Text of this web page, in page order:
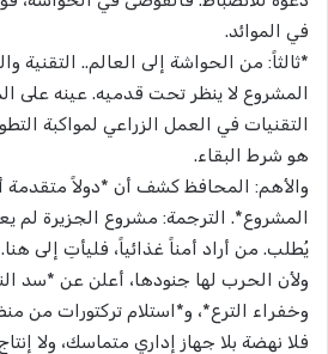
في الموائد.
*ثالثاً: من الحواشة إلى العالم.. التقنية
المشروع لا ينظر تحت قدميه. عينه على
التقنيات في العمل الزراعي لمواكبة
هو شرط البقاء.
والأهم: المحافظ كشف أن *دولاً متقدمة
المشروع*. الترجمة: مشروع الجزيرة لم
يُطلب. من أراد أمناً غذائياً، فليأتِ إلى هنا.
ولأن الحرب لها جنودها، أعلن عن *سد
وخفراء الترع*، و*استلام تركتورات من
فلا نهضة بلا جهاز إداري متماسك، ولا إنتاج